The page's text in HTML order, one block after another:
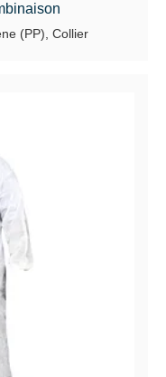
(PP), Collier